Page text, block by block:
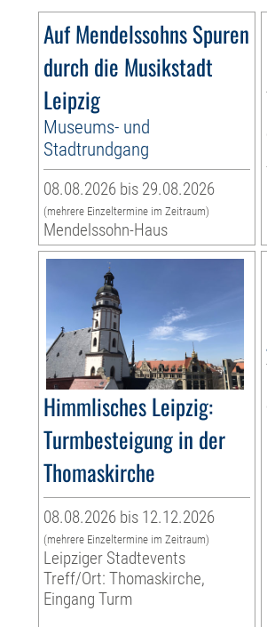
Auf Mendelssohns Spuren
durch die Musikstadt
Leipzig
Museums- und
Stadtrundgang
08.08.2026 bis 29.08.2026
(mehrere Einzeltermine im Zeitraum)
Mendelssohn-Haus
Himmlisches Leipzig:
Turmbesteigung in der
Thomaskirche
08.08.2026 bis 12.12.2026
(mehrere Einzeltermine im Zeitraum)
Leipziger Stadtevents
Treff/Ort: Thomaskirche,
Eingang Turm